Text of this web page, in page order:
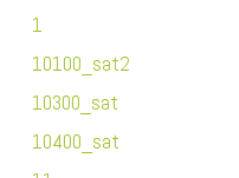
1
10100_sat2
10300_sat
10400_sat